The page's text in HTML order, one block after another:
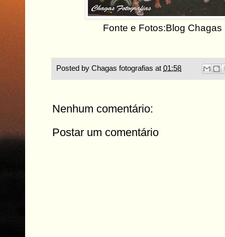
Fonte e Fotos:Blog Chagas
Posted by Chagas fotografias at 01:58
Nenhum comentário:
Postar um comentário